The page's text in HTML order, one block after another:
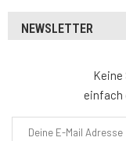
NEWSLETTER
Keine
einfach